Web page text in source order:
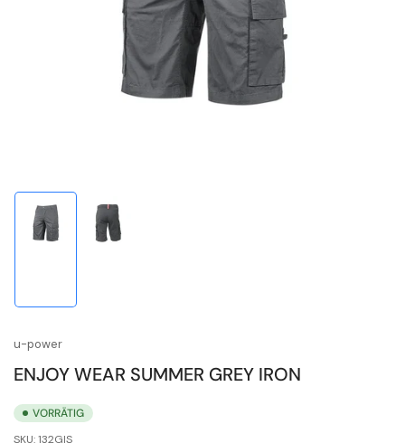
1
in
Modal
öffnen
u-power
ENJOY WEAR SUMMER GREY IRON
VORRÄTIG
SKU:132GIS